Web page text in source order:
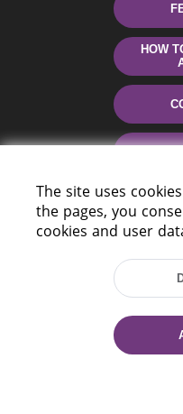
HOW
220114,
The site uses
the pages, you
cookies and user